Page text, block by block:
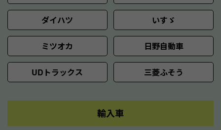
ダイハツ いすゞ
ミツオカ 日野自動車
UDトラックス 三菱ふそう
輸入車